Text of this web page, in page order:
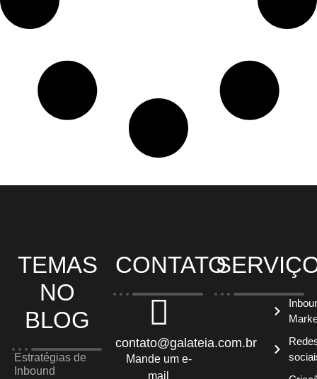
TEMAS
NO
BLOG
Estratégias de
Inbound
CONTATO
contato@galateia.com.br
Mande um e-
mail